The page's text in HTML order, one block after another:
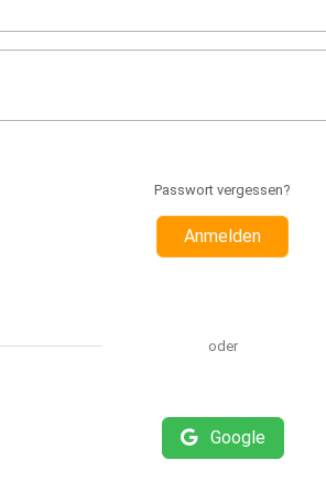
Passwort vergessen?
Anmelden
oder
Google